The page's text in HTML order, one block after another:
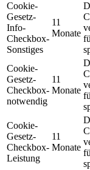
Cookie-
Gesetz-
Info-
Checkbox-
Sonstiges
11
Monate
Cookie-
Gesetz-
Checkbox-
notwendig
11
Monate
Cookie-
Gesetz-
Checkbox-
Leistung
11
Monate